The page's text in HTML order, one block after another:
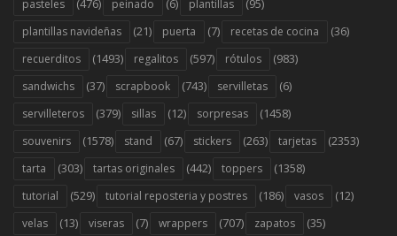
pasteles (476) peinado (6) plantillas (95)
plantillas navideñas (21) puerta (7) recetas de cocina (36)
recuerditos (1493) regalitos (597) rótulos (983)
sandwichs (37) scrapbook (743) servilletas (6)
servilleteros (379) sillas (12) sorpresas (1458)
souvenirs (1578) stand (67) stickers (263) tarjetas (2353)
tarta (303) tartas originales (442) toppers (1358)
tutorial (529) tutorial reposteria y postres (186) vasos (12)
velas (13) viseras (7) wrappers (707) zapatos (35)